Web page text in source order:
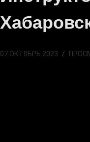
07 ОКТЯБРЬ 2023